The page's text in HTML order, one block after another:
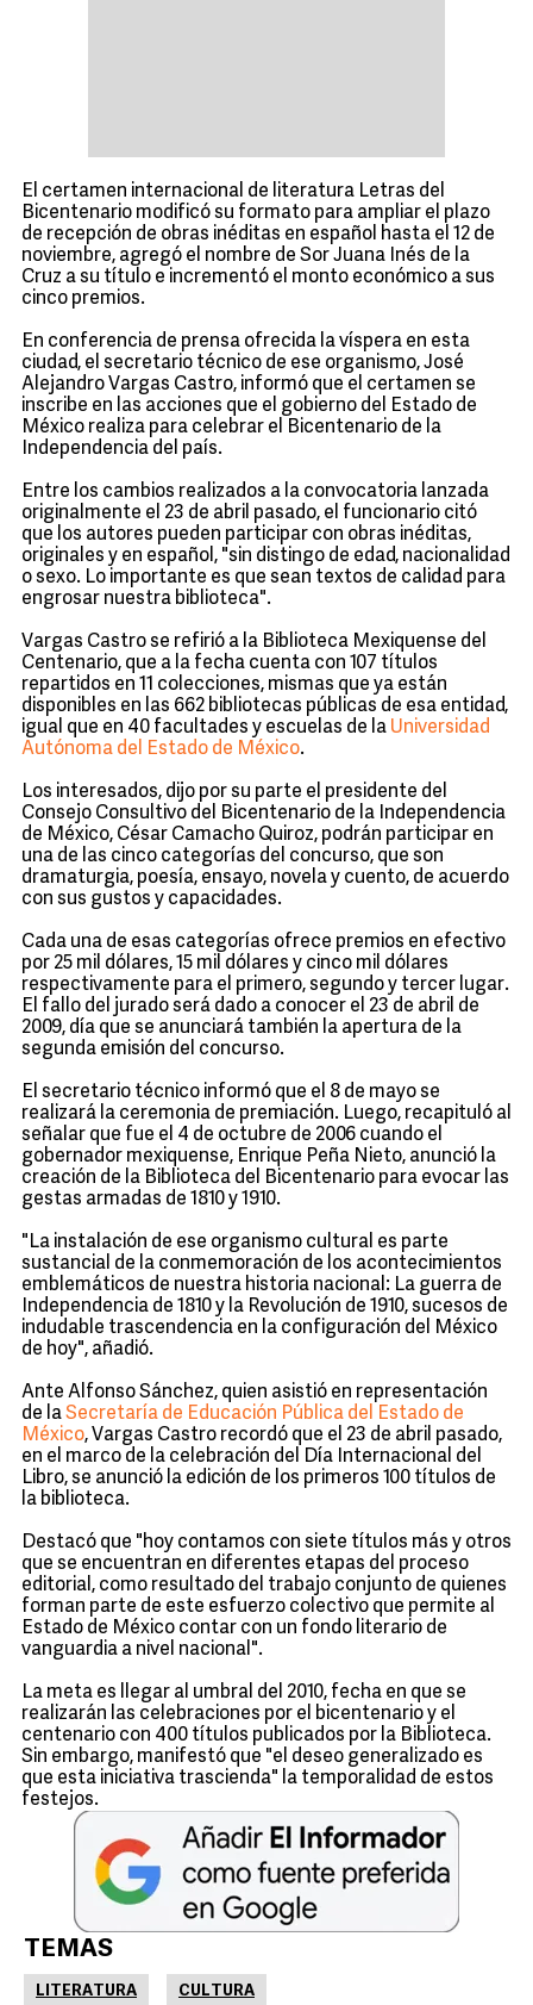
El certamen internacional de literatura Letras del
Bicentenario modificó su formato para ampliar el plazo
de recepción de obras inéditas en español hasta el 12 de
noviembre, agregó el nombre de Sor Juana Inés de la
Cruz a su título e incrementó el monto económico a sus
cinco premios.
En conferencia de prensa ofrecida la víspera en esta
ciudad, el secretario técnico de ese organismo, José
Alejandro Vargas Castro, informó que el certamen se
inscribe en las acciones que el gobierno del Estado de
México realiza para celebrar el Bicentenario de la
Independencia del país.
Entre los cambios realizados a la convocatoria lanzada
originalmente el 23 de abril pasado, el funcionario citó
que los autores pueden participar con obras inéditas,
originales y en español, "sin distingo de edad, nacionalidad
o sexo. Lo importante es que sean textos de calidad para
engrosar nuestra biblioteca".
Vargas Castro se refirió a la Biblioteca Mexiquense del
Centenario, que a la fecha cuenta con 107 títulos
repartidos en 11 colecciones, mismas que ya están
disponibles en las 662 bibliotecas públicas de esa entidad,
igual que en 40 facultades y escuelas de la Universidad
Autónoma del Estado de México.
Los interesados, dijo por su parte el presidente del
Consejo Consultivo del Bicentenario de la Independencia
de México, César Camacho Quiroz, podrán participar en
una de las cinco categorías del concurso, que son
dramaturgia, poesía, ensayo, novela y cuento, de acuerdo
con sus gustos y capacidades.
Cada una de esas categorías ofrece premios en efectivo
por 25 mil dólares, 15 mil dólares y cinco mil dólares
respectivamente para el primero, segundo y tercer lugar.
El fallo del jurado será dado a conocer el 23 de abril de
2009, día que se anunciará también la apertura de la
segunda emisión del concurso.
El secretario técnico informó que el 8 de mayo se
realizará la ceremonia de premiación. Luego, recapituló al
señalar que fue el 4 de octubre de 2006 cuando el
gobernador mexiquense, Enrique Peña Nieto, anunció la
creación de la Biblioteca del Bicentenario para evocar las
gestas armadas de 1810 y 1910.
"La instalación de ese organismo cultural es parte
sustancial de la conmemoración de los acontecimientos
emblemáticos de nuestra historia nacional: La guerra de
Independencia de 1810 y la Revolución de 1910, sucesos de
indudable trascendencia en la configuración del México
de hoy", añadió.
Ante Alfonso Sánchez, quien asistió en representación
de laSecretaría de Educación Pública del Estado de
México, Vargas Castro recordó que el 23 de abril pasado,
en el marco de la celebración del Día Internacional del
Libro, se anunció la edición de los primeros 100 títulos de
la biblioteca.
Destacó que "hoy contamos con siete títulos más y otros
que se encuentran en diferentes etapas del proceso
editorial, como resultado del trabajo conjunto de quienes
forman parte de este esfuerzo colectivo que permite al
Estado de México contar con un fondo literario de
vanguardia a nivel nacional".
La meta es llegar al umbral del 2010, fecha en que se
realizarán las celebraciones por el bicentenario y el
centenario con 400 títulos publicados por la Biblioteca.
Sin embargo, manifestó que "el deseo generalizado es
que esta iniciativa trascienda" la temporalidad de estos
festejos.
TEMAS
LITERATURA CULTURA